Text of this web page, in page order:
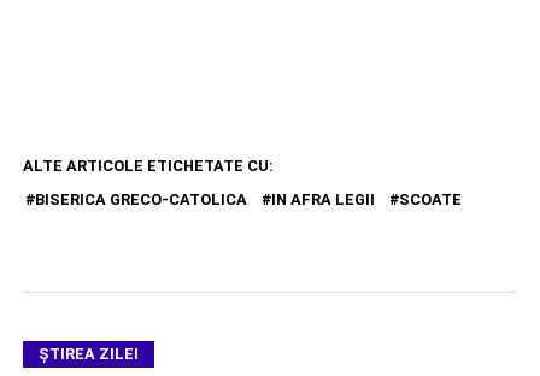
ALTE ARTICOLE ETICHETATE CU:
BISERICA GRECO-CATOLICA
IN AFRA LEGII SCOATE
ŞTIREA ZILEI